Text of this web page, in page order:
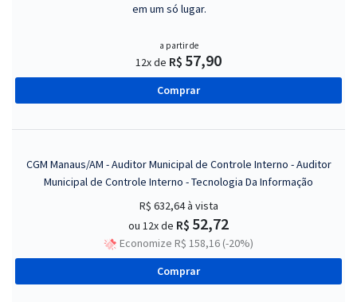
em um só lugar.
a partir de
12x de R$ 57,90
Comprar
CGM Manaus/AM - Auditor Municipal de Controle Interno - Auditor
Municipal de Controle Interno - Tecnologia Da Informação
R$ 632,64à vista
ou 12x de R$ 52,72
Economize R$ 158,16 (-20%)
Comprar